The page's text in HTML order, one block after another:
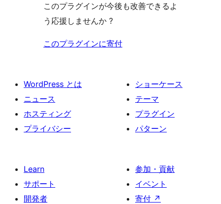
このプラグインが今後も改善できるよ
う応援しませんか ?
このプラグインに寄付
WordPress とは
ニュース
ホスティング
プライバシー
ショーケース
テーマ
プラグイン
パターン
Learn
サポート
開発者
参加・貢献
イベント
寄付 ↗